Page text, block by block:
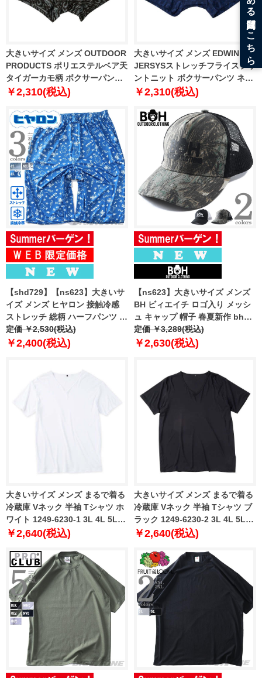
大きいサイズ メンズ OUTDOOR
PRODUCTS ポリエステルベア天
タイガーカモ柄 ボクサーパンツ
ブラック×チャコール 1249-
￥2,310(税込)
大きいサイズ メンズ EDWIN
JERSYSストレッチフライスプリ
ントニット ボクサーパンツ ネイ
ビー 1249-6201-1 3L 4L 5L 6L
￥2,310(税込)
【shd729】【ns623】大きいサ
イズ メンズ ヒヤロン 接触冷感
ストレッチ 総柄 ハーフパンツ 春
夏新作 27631th
定価 ￥2,530(税込)
￥2,400(税込)
【ns623】大きいサイズ メンズ
BH ビィエイチ ロゴ入り メッシ
ュ キャップ 帽子 春夏新作 bhh-
260301
定価 ￥3,289(税込)
￥2,630(税込)
大きいサイズ メンズ まるで着る
冷蔵庫 Vネック 半袖 Tシャツ ホ
ワイト 1249-6230-1 3L 4L 5L
6L 7L 8L
￥2,640(税込)
大きいサイズ メンズ まるで着る
冷蔵庫 Vネック 半袖 Tシャツ ブ
ラック 1249-6230-2 3L 4L 5L
6L 7L 8L
￥2,640(税込)